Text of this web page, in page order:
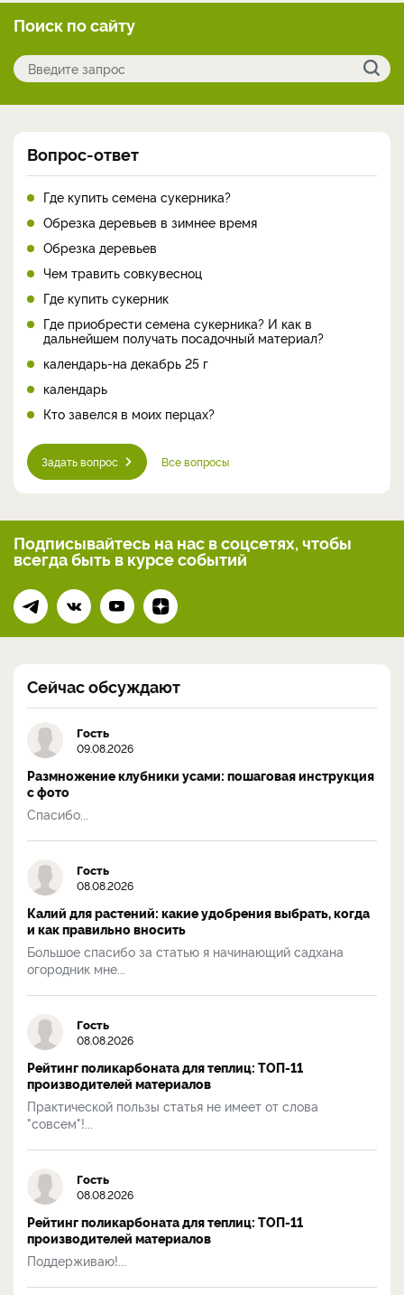
Поиск по сайту
Вопрос-ответ
Где купить семена сукерника?
Обрезка деревьев в зимнее время
Обрезка деревьев
Чем травить совкувесноц
Где купить сукерник
Где приобрести семена сукерника? И как в
дальнейшем получать посадочный материал?
календарь-на декабрь 25 г
календарь
Кто завелся в моих перцах?
Задать вопрос Все вопросы
Подписывайтесь на нас в соцсетях, чтобы
всегдабыть в курсе событий
Сейчас обсуждают
Гость
09.08.2026
Размножение клубники усами: пошаговая инструкция
с фото
Спасибо...
Гость
08.08.2026
Калий для растений: какие удобрения выбрать, когда
и как правильно вносить
Большое спасибо за статью я начинающий садхана
огородник мне...
Гость
08.08.2026
Рейтинг поликарбоната для теплиц: ТОП-11
производителей материалов
Практической пользы статья не имеет от слова
"совсем"!...
Гость
08.08.2026
Рейтинг поликарбоната для теплиц: ТОП-11
производителей материалов
Поддерживаю!...